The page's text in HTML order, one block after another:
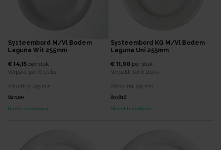
Systeembord M/vl Bodem
Laguna Wit 255mm
€ 14,15 per stuk
Verpakt per 6 stuks
Afmeting: 255 mm
827100
Direct leverbaar
Systeembord KG M/vl Bodem
Laguna Uni 255mm
€ 11,90 per stuk
Verpakt per 6 stuks
Afmeting: 255 mm
853816
Direct leverbaar